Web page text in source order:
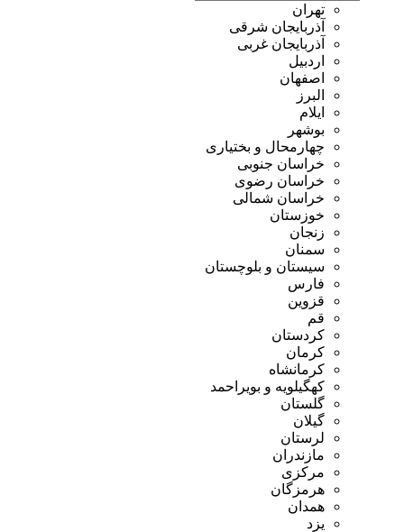
تهران
آذربایجان شرقی
آذربایجان غربی
اردبیل
اصفهان
البرز
ایلام
بوشهر
چهارمحال و بختیاری
خراسان جنوبی
خراسان رضوی
خراسان شمالی
خوزستان
زنجان
سمنان
سیستان و بلوچستان
فارس
قزوین
قم
کردستان
کرمان
کرمانشاه
کهگیلویه و بویراحمد
گلستان
گیلان
لرستان
مازندران
مرکزی
هرمزگان
همدان
یزد